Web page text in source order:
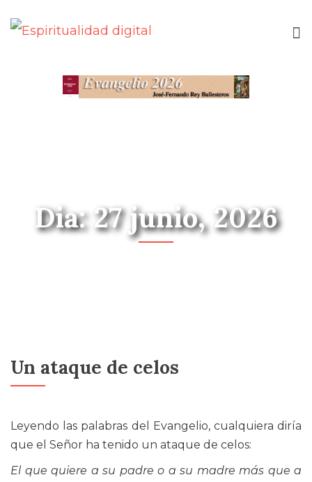
Dia: 27 junio, 2026
Un ataque de celos
Leyendo las palabras del Evangelio, cualquiera diría
que el Señor ha tenido un ataque de celos:
El que quiere a su padre o a su madre más que a